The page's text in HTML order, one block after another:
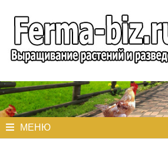
содержимому
МЕНЮ